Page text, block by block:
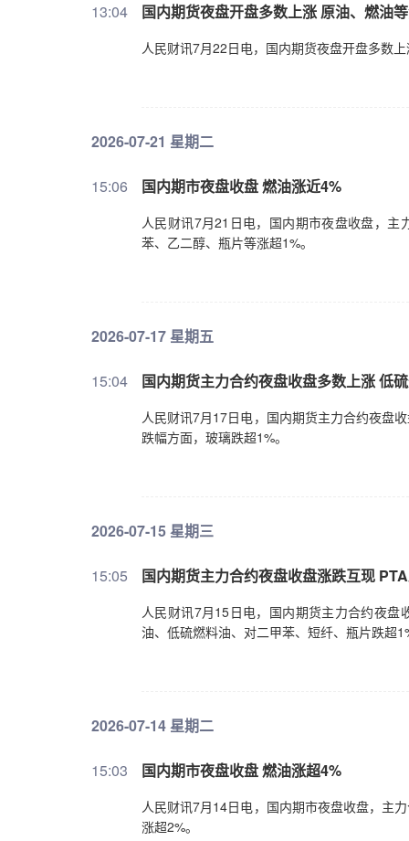
13:04 国内期货夜盘开盘多数上涨 原油、燃油
人民财讯7月22日电，国内期货夜盘开盘多数
2026-07-21 星期二
15:06 国内期市夜盘收盘 燃油涨近4%
人民财讯7月21日电，国内期市夜盘收盘，主
苯、乙二醇、瓶片等涨超1%。
2026-07-17 星期五
15:04 国内期货主力合约夜盘收盘多数上涨 低
人民财讯7月17日电，国内期货主力合约夜盘
跌幅方面，玻璃跌超1%。
2026-07-15 星期三
15:05 国内期货主力合约夜盘收盘涨跌互现
人民财讯7月15日电，国内期货主力合约夜盘
油、低硫燃料油、对二甲苯、短纤、瓶片跌超
2026-07-14 星期二
15:03 国内期市夜盘收盘 燃油涨超4%
人民财讯7月14日电，国内期市夜盘收盘，主
涨超2%。